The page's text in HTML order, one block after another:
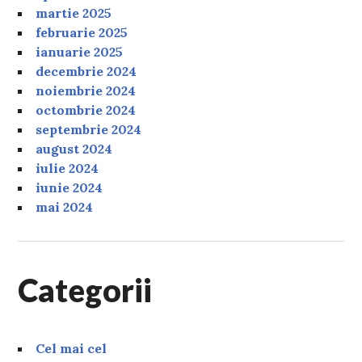
martie 2025
februarie 2025
ianuarie 2025
decembrie 2024
noiembrie 2024
octombrie 2024
septembrie 2024
august 2024
iulie 2024
iunie 2024
mai 2024
Categorii
Cel mai cel